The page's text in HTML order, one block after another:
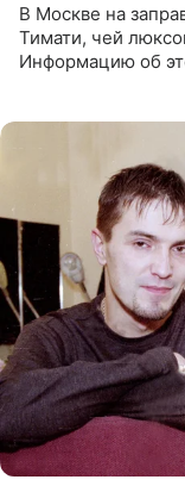
В Москве на
Тимати, чей
Информацию об